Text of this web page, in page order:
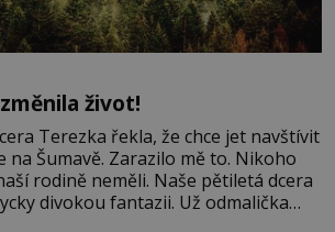
život!
Terezka řekla, že chce jet navštívit
na Šumavě. Zarazilo mě to. Nikoho
rodině neměli. Naše pětiletá dcera
divokou fantazii. Už odmalička